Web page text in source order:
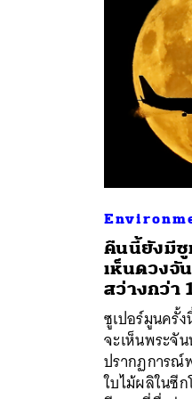
คืนนี้ยังมีซู
เห็นดวงจั
สว่างกว่า
ซูเปอร์มูนครั้ง
จะเห็นพระจั
ปรากฏการณ์
ใบไม้ผลิในซี